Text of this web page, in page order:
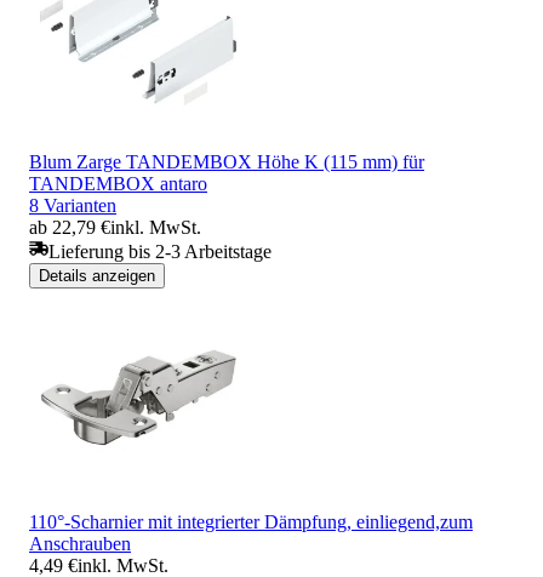
Blum Zarge TANDEMBOX Höhe K (115 mm) für
TANDEMBOX antaro
8 Varianten
ab 22,79 €inkl. MwSt.
Lieferung bis 2-3 Arbeitstage
Details anzeigen
110°-Scharnier mit integrierter Dämpfung, einliegend,zum
Anschrauben
4,49 €inkl. MwSt.